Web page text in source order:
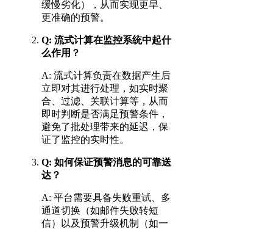
缓慢劣化），从而实现更早、
更准确的预警。
Q: 流式计算在监控系统中起什
么作用？
A: 流式计算负责在数据产生后
立即对其进行处理，如实时聚
合、过滤、关联计算等，从而
即时判断是否满足预警条件，
避免了批处理带来的延迟，保
证了监控的实时性。
Q: 如何保证预警消息的可靠送
达？
A: 平台需要具备失败重试、多
通道切换（如邮件失败转短
信）以及预警升级机制（如一